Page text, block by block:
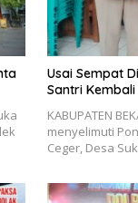
Usai Sempat
Santri
KABUPATEN
menyelimuti
Ceger, Desa